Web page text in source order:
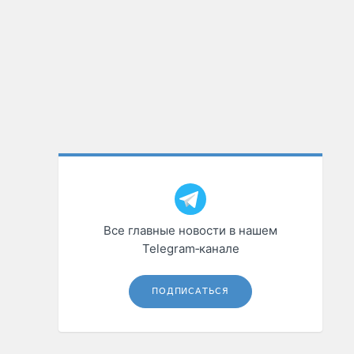
Все главные новости в нашем
Telegram‑канале
ПОДПИСАТЬСЯ